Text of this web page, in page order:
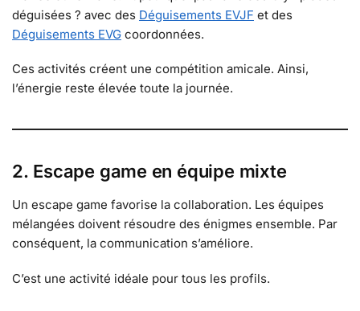
déguisées ? avec des Déguisements EVJF et des
Déguisements EVG coordonnées.
Ces activités créent une compétition amicale. Ainsi,
l’énergie reste élevée toute la journée.
2. Escape game en équipe mixte
Un escape game favorise la collaboration. Les équipes
mélangées doivent résoudre des énigmes ensemble. Par
conséquent, la communication s’améliore.
C’est une activité idéale pour tous les profils.